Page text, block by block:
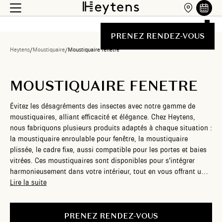
PRENEZ RENDEZ-VOUS
Heytens/Moustiquaire/Moustiquaire fenetre
MOUSTIQUAIRE FENETRE
Évitez les désagréments des insectes avec notre gamme de
moustiquaires, alliant efficacité et élégance. Chez Heytens,
nous fabriquons plusieurs produits adaptés à chaque situation :
la moustiquaire enroulable pour fenêtre, la moustiquaire
plissée, le cadre fixe, aussi compatible pour les portes et baies
vitrées. Ces moustiquaires sont disponibles pour s’intégrer
harmonieusement dans votre intérieur, tout en vous offrant une
protection efficace contre les insectes. Faites confiance à nos
produit idéal pour votre confort. Nos produits sont conçus pour
se fondre discrètement dans vos menuiseries, qu’il s’agisse
Lire la suite
PRENEZ RENDEZ-VOUS